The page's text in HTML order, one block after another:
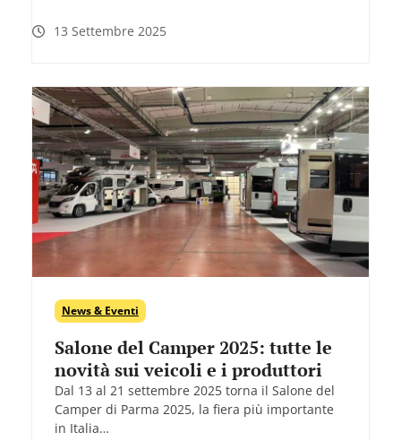
13 Settembre 2025
News & Eventi
Salone del Camper 2025: tutte le
novità sui veicoli e i produttori
Dal 13 al 21 settembre 2025 torna il Salone del
Camper di Parma 2025, la fiera più importante
in Italia…